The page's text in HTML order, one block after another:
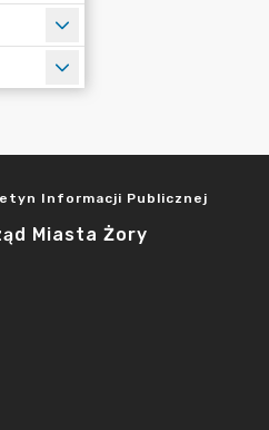
Informacji Publicznej
Miasta Żory